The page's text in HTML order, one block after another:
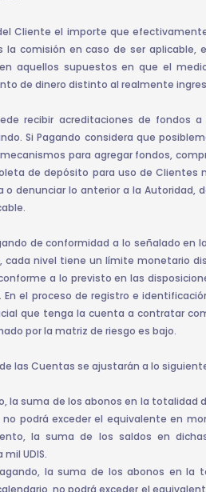
Cliente el importe que
comisión en caso de ser aplicable,
aquellos supuestos en que el
de dinero distinto al realmente
recibir acreditaciones de fondos
Si Pagando considera que
para agregar fondos,
de depósito para uso de Clientes
o denunciar lo anterior a la Autoridad,
de conformidad a lo señalado en
nivel tiene un límite monetario
a lo previsto en las
En el proceso de registro e
que tenga la cuenta a contratar
por la matriz de riesgo es bajo.
las Cuentas se ajustarán a lo
la suma de los abonos en la
podrá exceder el equivalente en
la suma de los saldos en
UDIS.
la suma de los abonos en la
no podrá exceder el